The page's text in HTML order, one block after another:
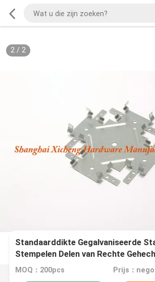
2/ 2
Standaarddikte Gegalvaniseerde
Stempelen Delen van Rechte
MOQ：200pcs Prijs：